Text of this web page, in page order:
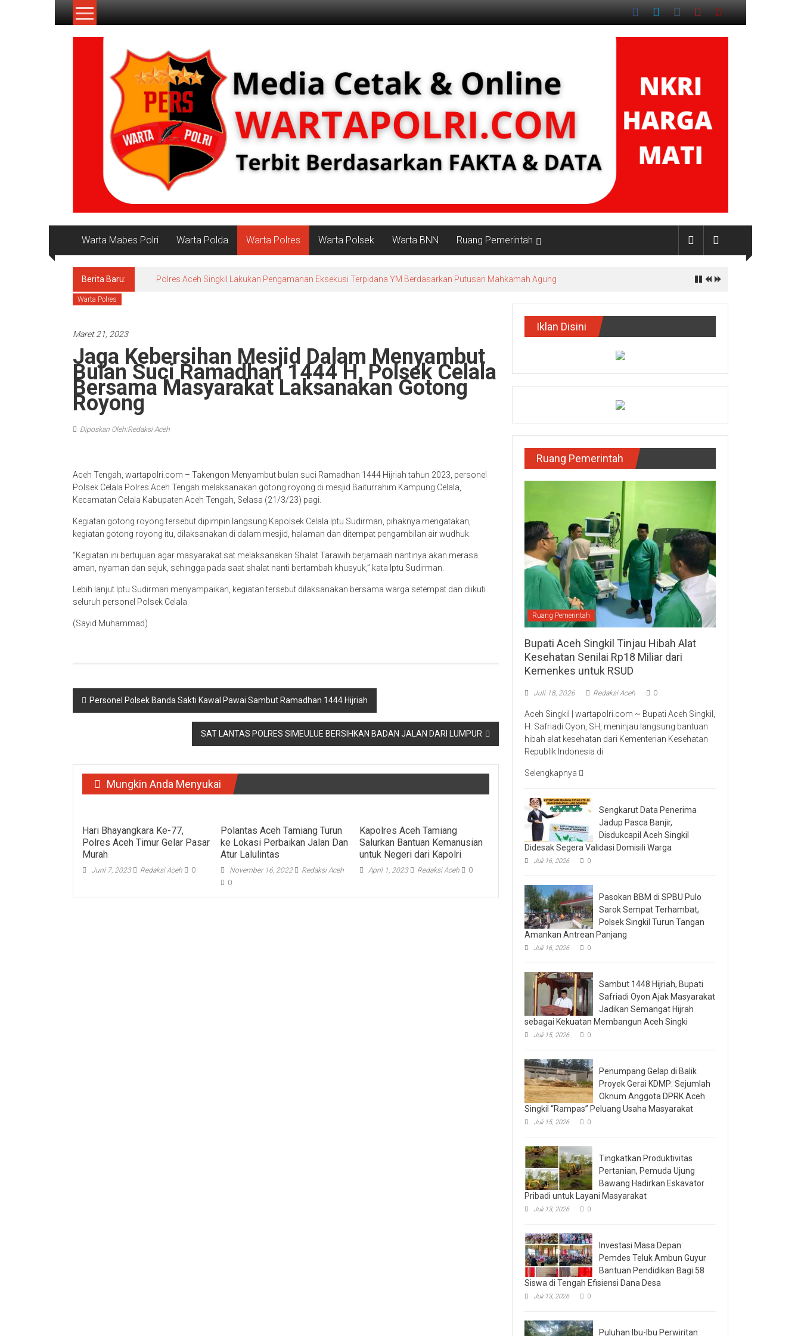
Lompat
Jurnalisme
Warta Mabes Polri Warta Polda Warta Polres Warta Polsek Warta BNN Ruang Pemerintah
Berita Baru: Polres Aceh Singkil Lakukan Pengamanan Eksekusi Terpidana YM Berdasarkan Putusan Mahkamah Agung
Warta Polres
Maret 21, 2023
Jaga Kebersihan Mesjid Dalam Menyambut
Bulan Suci Ramadhan 1444 H, Polsek Celala
Bersama Masyarakat Laksanakan Gotong
Royong
Diposkan Oleh:Redaksi Aceh
Aceh Tengah, wartapolri.com – Takengon Menyambut bulan suci Ramadhan 1444 Hijriah tahun 2023, personel
Polsek Celala Polres Aceh Tengah melaksanakan gotong royong di mesjid Baiturrahim Kampung Celala,
Kecamatan Celala Kabupaten Aceh Tengah, Selasa (21/3/23) pagi.
Kegiatan gotong royong tersebut dipimpin langsung Kapolsek Celala Iptu Sudirman, pihaknya mengatakan,
kegiatan gotong royong itu, dilaksanakan di dalam mesjid, halaman dan ditempat pengambilan air wudhuk.
“Kegiatan ini bertujuan agar masyarakat sat melaksanakan Shalat Tarawih berjamaah nantinya akan merasa
aman, nyaman dan sejuk, sehingga pada saat shalat nanti bertambah khusyuk,” kata Iptu Sudirman.
Lebih lanjut Iptu Sudirman menyampaikan, kegiatan tersebut dilaksanakan bersama warga setempat dan diikuti
seluruh personel Polsek Celala.
(Sayid Muhammad)
Navigasi
pos
Personel Polsek Banda Sakti Kawal Pawai Sambut Ramadhan 1444 Hijriah
SAT LANTAS POLRES SIMEULUE BERSIHKAN BADAN JALAN DARI LUMPUR
Mungkin Anda Menyukai
Hari Bhayangkara Ke-77,
Polres Aceh Timur Gelar Pasar
Murah
Juni 7, 2023 Redaksi Aceh 0
Polantas Aceh Tamiang Turun
ke Lokasi Perbaikan Jalan Dan
Atur Lalulintas
November 16, 2022
Redaksi Aceh
0
Kapolres Aceh Tamiang
Salurkan Bantuan Kemanusian
untuk Negeri dari Kapolri
April 1, 2023 Redaksi Aceh 0
Iklan Disini
Ruang Pemerintah
Ruang Pemerintah
Bupati Aceh Singkil Tinjau Hibah Alat
Kesehatan Senilai Rp18 Miliar dari
Kemenkes untuk RSUD
Juli 18, 2026 Redaksi Aceh 0
Aceh Singkil | wartapolri.com ~ Bupati Aceh Singkil,
H. Safriadi Oyon, SH, meninjau langsung bantuan
hibah alat kesehatan dari Kementerian Kesehatan
Republik Indonesia di
Selengkapnya
Sengkarut Data Penerima
Jadup Pasca Banjir,
Disdukcapil Aceh Singkil
Didesak Segera Validasi Domisili Warga
Juli 16, 2026 0
Pasokan BBM di SPBU Pulo
Sarok Sempat Terhambat,
Polsek Singkil Turun Tangan
Amankan Antrean Panjang
Juli 16, 2026 0
Sambut 1448 Hijriah, Bupati
Safriadi Oyon Ajak Masyarakat
Jadikan Semangat Hijrah
sebagai Kekuatan Membangun Aceh Singki
Juli 15, 2026 0
Penumpang Gelap di Balik
Proyek Gerai KDMP: Sejumlah
Oknum Anggota DPRK Aceh
Singkil “Rampas” Peluang Usaha Masyarakat
Juli 15, 2026 0
Tingkatkan Produktivitas
Pertanian, Pemuda Ujung
Bawang Hadirkan Eskavator
Pribadi untuk Layani Masyarakat
Juli 13, 2026 0
Investasi Masa Depan:
Pemdes Teluk Ambun Guyur
Bantuan Pendidikan Bagi 58
Siswa di Tengah Efisiensi Dana Desa
Juli 13, 2026 0
Puluhan Ibu-Ibu Perwiritan